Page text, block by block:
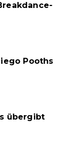
Pooths
übergibt